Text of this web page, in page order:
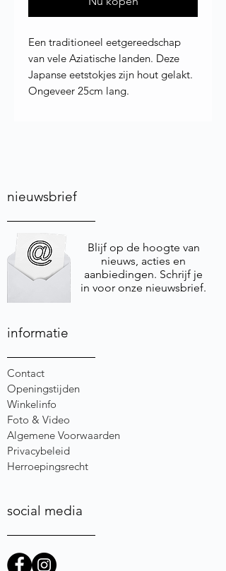
Een traditioneel eetgereedschap
van vele Aziatische landen. Deze
Japanse eetstokjes zijn hout gelakt.
Ongeveer 25cm lang.
nieuwsbrief
Blijf op de hoogte van
nieuws, acties en
aanbiedingen. Schrijf je
in voor onze nieuwsbrief.
informatie
Contact
Openingstijden
Winkelinfo
Foto & Video
Algemene Voorwaarden
Privacybeleid
Herroepingsrecht
social media